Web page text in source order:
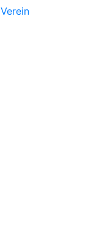
Verein